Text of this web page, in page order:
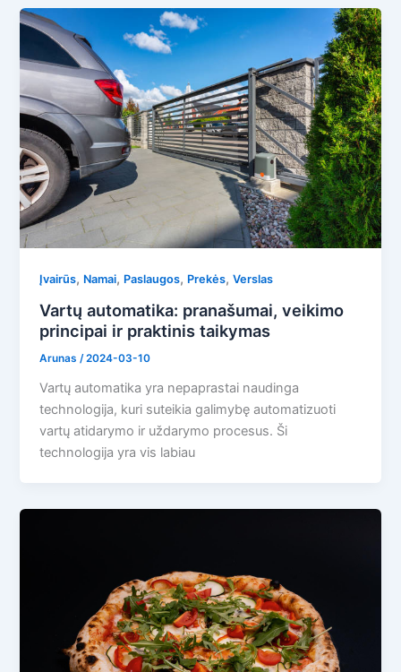
Įvairūs, Namai, Paslaugos, Prekės,Verslas
Vartų automatika: pranašumai, veikimo
principai ir praktinis taikymas
Arunas/2024-03-10
Vartų automatika yra nepaprastai naudinga
technologija, kuri suteikia galimybę automatizuoti
vartų atidarymo ir uždarymo procesus. Ši
technologija yra vis labiau